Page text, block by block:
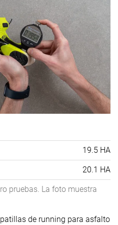
19.5 HA
20.1 HA
pruebas. La foto muestra
de running para asfalto